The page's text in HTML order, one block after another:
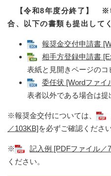
【令和8年度分終了】 ※
合、以下の書類も提出して
報奨金交付申請書
相手方登録申請書
表紙と見開きページのコ
委任状 [Wordファイ
表者以外である場合は提
※報奨金交付については、
／103KB]を必ずご確認ください
※ 記入例 [PDFファイル／
ください。